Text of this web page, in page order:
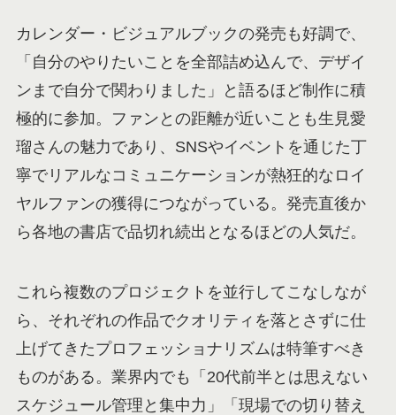
カレンダー・ビジュアルブックの発売も好調で、
「自分のやりたいことを全部詰め込んで、デザイ
ンまで自分で関わりました」と語るほど制作に積
極的に参加。ファンとの距離が近いことも生見愛
瑠さんの魅力であり、SNSやイベントを通じた丁
寧でリアルなコミュニケーションが熱狂的なロイ
ヤルファンの獲得につながっている。発売直後か
ら各地の書店で品切れ続出となるほどの人気だ。
これら複数のプロジェクトを並行してこなしなが
ら、それぞれの作品でクオリティを落とさずに仕
上げてきたプロフェッショナリズムは特筆すべき
ものがある。業界内でも「20代前半とは思えない
スケジュール管理と集中力」「現場での切り替え